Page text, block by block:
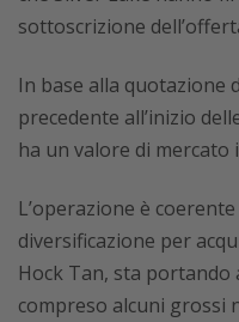
sottoscrizione
In base alla quotazione
precedente all’inizio
ha un valore di
L’operazione è
diversificazione per
Hock Tan, sta portando
compreso alcuni grossi